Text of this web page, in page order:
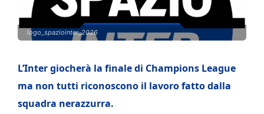
logo_spaziointer_2026
L’Inter giocherà la finale di Champions League
ma non tutti riconoscono il lavoro fatto dalla
squadra nerazzurra.